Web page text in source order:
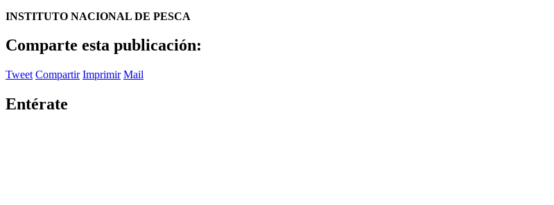
INSTITUTO NACIONAL DE PESCA
Comparte esta publicación:
Tweet Compartir Imprimir Mail
Entérate